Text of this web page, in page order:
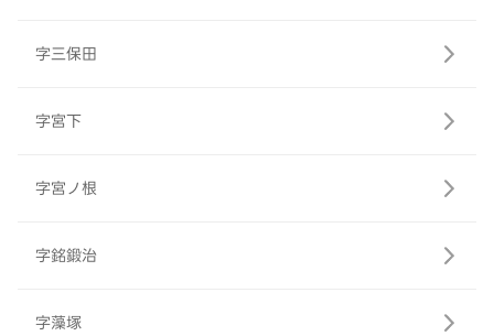
字三保田
字宮下
字宮ノ根
字銘鍛治
字藻塚